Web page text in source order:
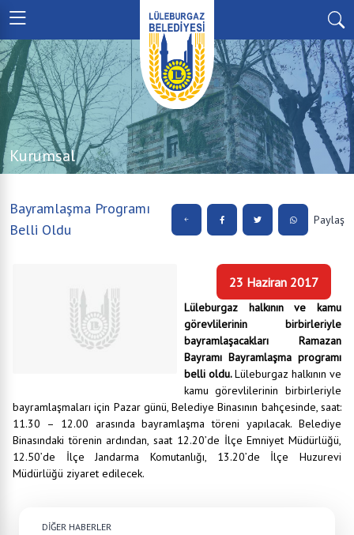
Kurumsal
Bayramlaşma Programı
Belli Oldu
Paylaş
23 Haziran 2017
Lüleburgaz halkının ve kamu
görevlilerinin birbirleriyle
bayramlaşacakları Ramazan
Bayramı Bayramlaşma programı
belli oldu.Lüleburgaz halkının ve
kamu görevlilerinin birbirleriyle
bayramlaşmaları için Pazar günü, Belediye Binasının bahçesinde, saat:
11.30 – 12.00 arasında bayramlaşma töreni yapılacak. Belediye
Binasındaki törenin ardından, saat 12.20’de İlçe Emniyet Müdürlüğü,
12.50’de İlçe Jandarma Komutanlığı, 13.20’de İlçe Huzurevi
Müdürlüğü ziyaret edilecek.
DİĞER HABERLER